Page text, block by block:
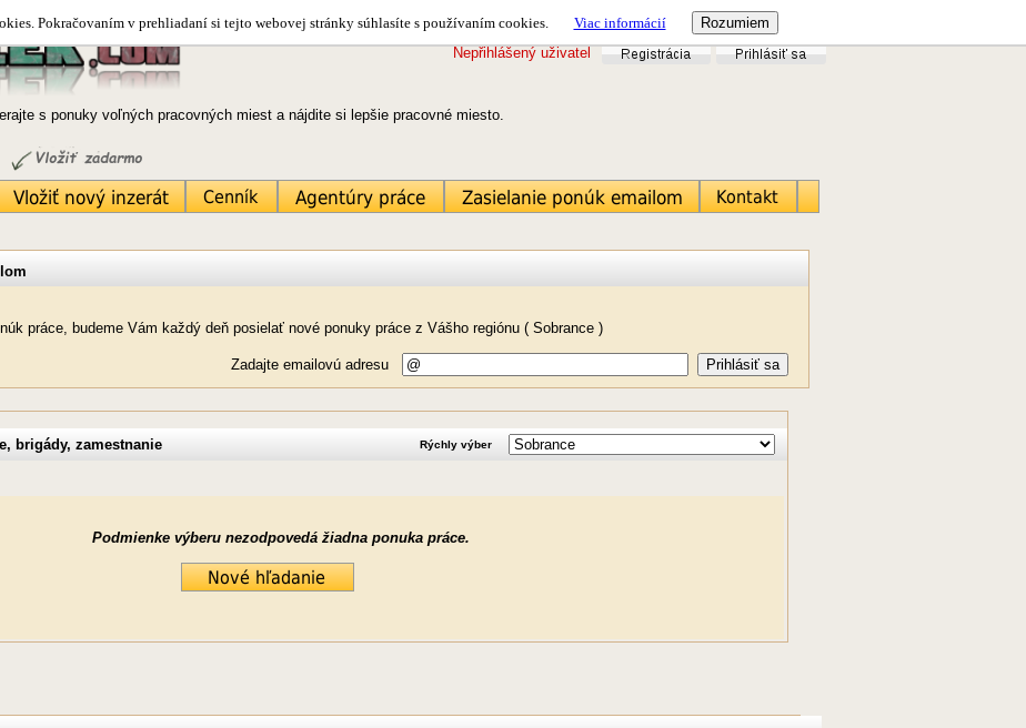
Pokračovaním v prehliadaní si tejto webovej stránky súhlasíte s používaním cookies.
Viac informácií
Nepřihlášený uživatel
s ponuky voľných pracovných miest a nájdite si lepšie pracovné miesto.
práce, budeme Vám každý deň posielať nové ponuky práce z Vášho regiónu ( Sobrance )
Zadajte emailovú adresu
brigády, zamestnanie Rýchly výber
Podmienke výberu nezodpovedá žiadna ponuka práce.